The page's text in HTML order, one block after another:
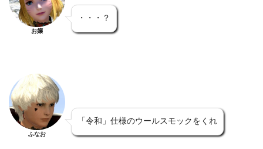
お嬢
・・・？
ふなお
「令和」仕様のウールスモックをくれ